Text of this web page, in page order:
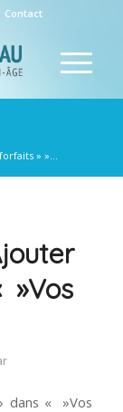
Contact
» »...
»Vos
dans « »Vos